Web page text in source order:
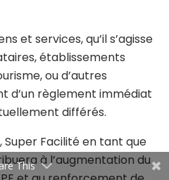
et services, qu’il s’agisse
établissements
ou d’autres
d’un règlement immédiat
différés.
Facilité en tant que
à l’augmentation du
This